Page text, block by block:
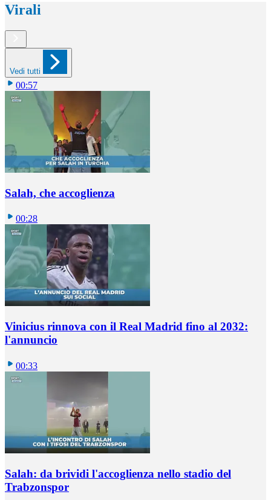
Virali
Vedi tutti
00:57
Salah, che accoglienza
00:28
Vinicius rinnova con il Real Madrid fino al 2032:
l'annuncio
00:33
Salah: da brividi l'accoglienza nello stadio del
Trabzonspor